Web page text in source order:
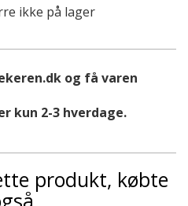
ikke på lager
og få varen
kun 2-3 hverdage.
produkt, købte